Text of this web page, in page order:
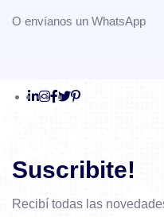
O envíanos un WhatsApp
Suscribite!
Recibí todas las